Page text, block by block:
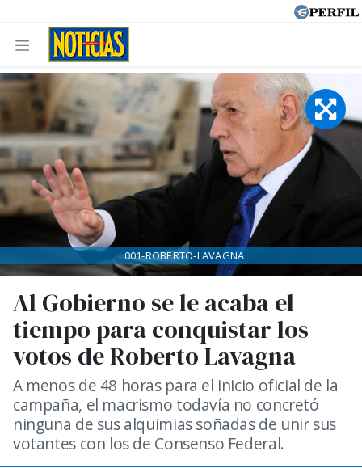
Al Gobierno se le acaba el
tiempo para conquistar los
votos de Roberto Lavagna
A menos de 48 horas para el inicio oficial de la
campaña, el macrismo todavía no concretó
ninguna de sus alquimias soñadas de unir sus
votantes con los de Consenso Federal.
001-ROBERTO-LAVAGNA